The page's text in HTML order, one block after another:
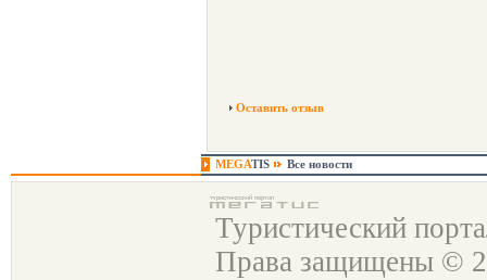
Оставить отзыв
MEGATIS Все новости
Туристический
Права защищены ©